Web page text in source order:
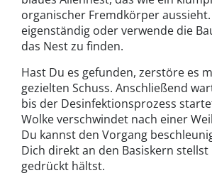
organischer Fremdkörper
eigenständig oder verwende die
das Nest zu finden.
Hast Du es gefunden, zerstöre es
gezielten Schuss. Anschließend
bis der Desinfektionsprozess
Wolke verschwindet nach einer
Du kannst den Vorgang
Dich direkt an den Basiskern stellst
gedrückt hältst.